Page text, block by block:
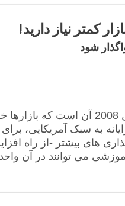
کمتر نیاز دارید!
شود
یک درس مهم از بحران اقتصادی جهانی پس از سال 2008 آن
به سبک آمریکایی،
های بیشتر -از راه
می توانند در آن